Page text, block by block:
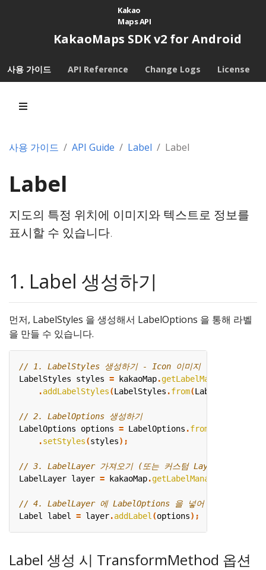
Kakao
Maps API
KakaoMaps SDK v2 for Android
사용 가이드 API Reference Change Logs License
사용 가이드 API Guide Label Label
Label
지도의 특정 위치에 이미지와 텍스트로 정보를
표시할 수 있습니다.
1. Label 생성하기
먼저, LabelStyles 을 생성해서 LabelOptions 을 통해 라벨
을 만들 수 있습니다.
LabelStyles styles = kakaoMap.getLabelManager
.addLabelStyles(LabelStyles .from(LabelStyle
LabelOptions
options = LabelOptions .from
.setStyles(styles);
LabelLayer layer = kakaoMap.getLabelManager
Label label = layer.addLabel (options);
Label 생성 시 TransformMethod 옵션